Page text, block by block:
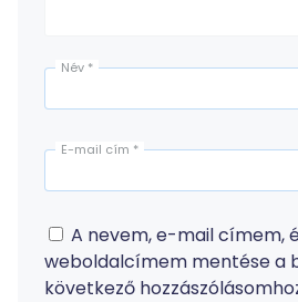
Név *
E-mail cím *
A nevem, e-mail címem,
weboldalcímem mentése a
következő